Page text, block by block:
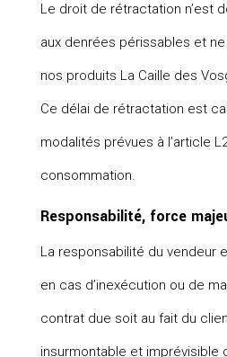
Le droit de rétractation n’est
aux denrées périssables et ne
nos produits La Caille des
Ce délai de rétractation est
modalités prévues à l’article
consommation.
Responsabilité, force
La responsabilité du vendeur
en cas d’inexécution ou de
contrat due soit au fait du
insurmontable et imprévisible